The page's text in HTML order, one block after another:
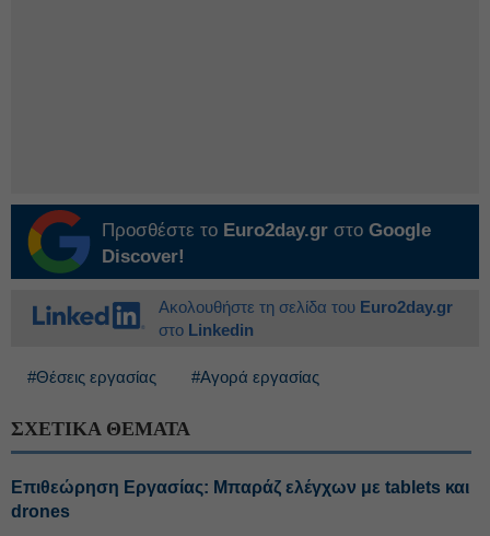
Προσθέστε το Euro2day.gr στο Google
Discover!
Ακολουθήστε τη σελίδα του Euro2day.gr
στο Linkedin
#Θέσεις εργασίας #Αγορά εργασίας
ΣΧΕΤΙΚΑ ΘΕΜΑΤΑ
Επιθεώρηση Εργασίας: Μπαράζ ελέγχων με tablets και
drones